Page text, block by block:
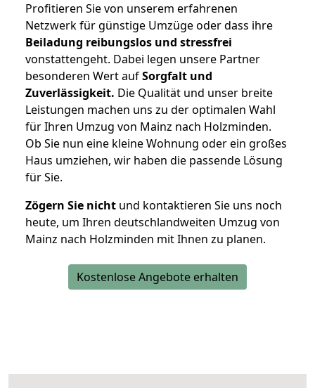
Profitieren Sie von unserem erfahrenen
Netzwerk für günstige Umzüge oder dass ihre
Beiladung reibungslos und stressfrei
vonstattengeht. Dabei legen unsere Partner
besonderen Wert aufSorgfalt und
Zuverlässigkeit. Die Qualität und unser breite
Leistungen machen uns zu der optimalen Wahl
für Ihren Umzug von Mainz nach Holzminden.
Ob Sie nun eine kleine Wohnung oder ein großes
Haus umziehen, wir haben die passende Lösung
für Sie.
Zögern Sie nicht und kontaktieren Sie uns noch
heute, um Ihren deutschlandweiten Umzug von
Mainz nach Holzminden mit Ihnen zu planen.
Kostenlose Angebote erhalten